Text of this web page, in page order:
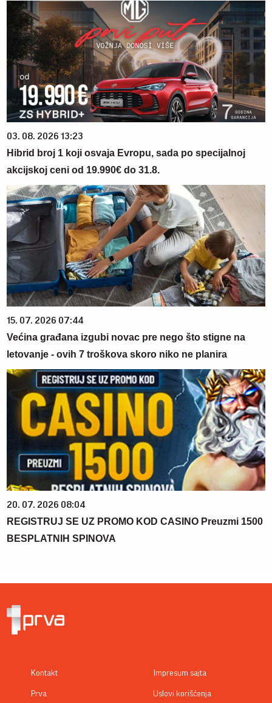
03. 08. 2026 13:23
Hibrid broj 1 koji osvaja Evropu, sada po specijalnoj
akcijskoj ceni od 19.990€ do 31.8.
15. 07. 2026 07:44
Većina građana izgubi novac pre nego što stigne na
letovanje - ovih 7 troškova skoro niko ne planira
20. 07. 2026 08:04
REGISTRUJ SE UZ PROMO KOD CASINO Preuzmi 1500
BESPLATNIH SPINOVA
Kontakt
Prva
Impresum sajta
Uslovi korišćenja